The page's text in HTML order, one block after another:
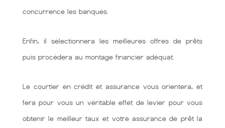
concurrence les banques.
Enfin, il sélectionnera les meilleures offres de prêts
puis procédera au montage financier adéquat.
Le courtier en crédit et assurance vous orientera, et
fera pour vous un véritable effet de levier pour vous
obtenir le meilleur taux et votre assurance de prêt la